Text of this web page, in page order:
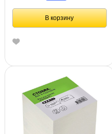
В корзину